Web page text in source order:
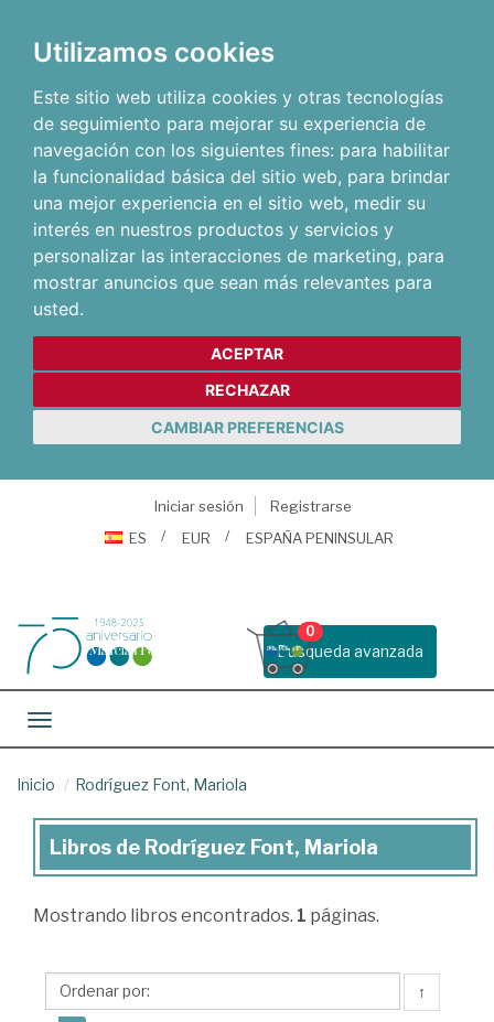
Utilizamos cookies
Este sitio web utiliza cookies y otras tecnologías
de seguimiento para mejorar su experiencia de
navegación con los siguientes fines: para habilitar
la funcionalidad básica del sitio web, para brindar
una mejor experiencia en el sitio web, medir su
interés en nuestros productos y servicios y
personalizar las interacciones de marketing, para
mostrar anuncios que sean más relevantes para
usted.
ACEPTAR
RECHAZAR
CAMBIAR PREFERENCIAS
Iniciar sesión
Registrarse
ES
EUR ESPAÑA PENINSULAR
Busqueda avanzada
0
Toggle navigation
Inicio Rodríguez Font, Mariola
Libros
Rodríguez
Mariola
Libros de Rodríguez Font, Mariola
Mostrando libros encontrados. 1 páginas.
↑